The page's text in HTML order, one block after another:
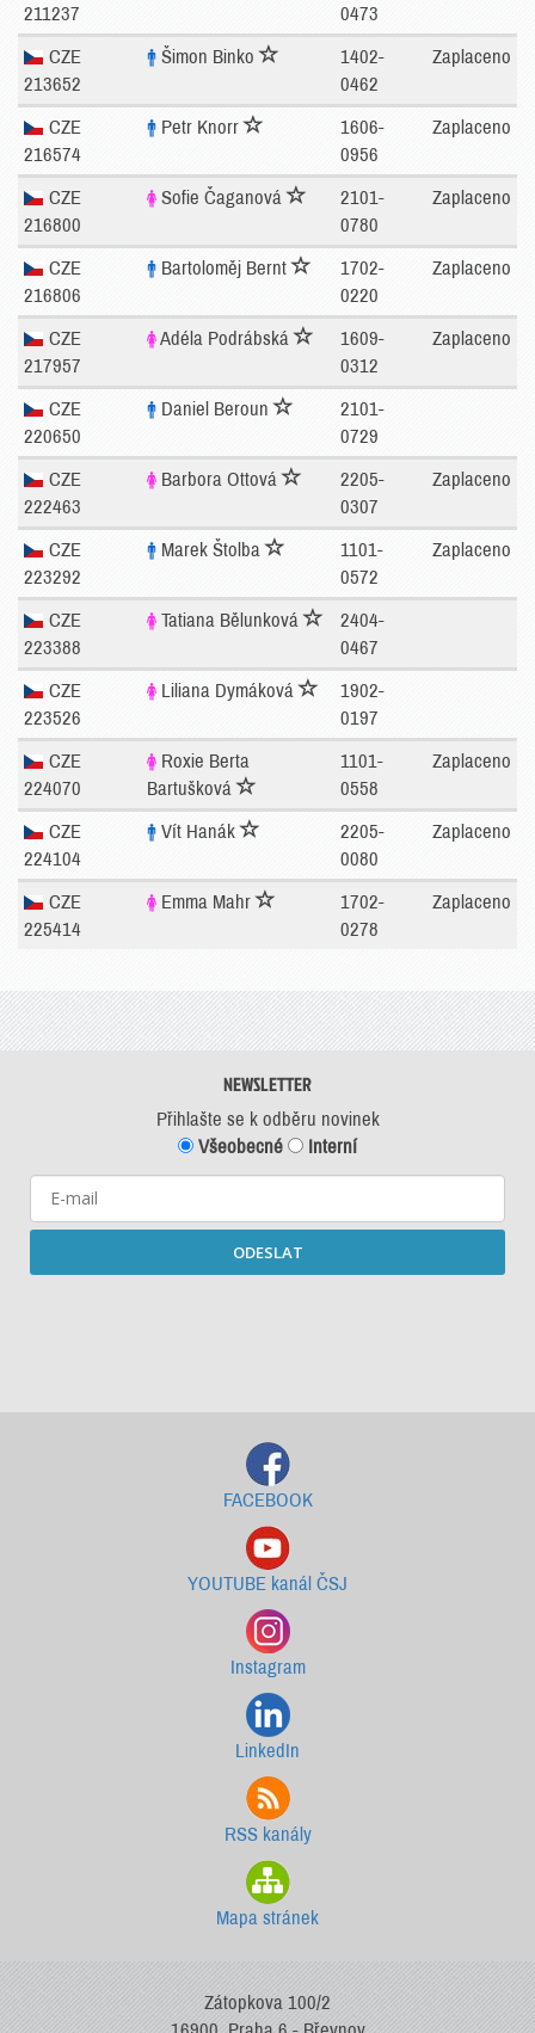
211237
0473
CZE
213652
Šimon Binko
1402-
0462
Zaplaceno
CZE
216574
Petr Knorr
1606-
0956
Zaplaceno
CZE
216800
Sofie Čaganová
2101-
0780
Zaplaceno
CZE
216806
Bartoloměj Bernt
1702-
0220
Zaplaceno
CZE
217957
Adéla Podrábská
1609-
0312
Zaplaceno
CZE
220650
Daniel Beroun
2101-
0729
CZE
222463
Barbora Ottová
2205-
0307
Zaplaceno
CZE
223292
Marek Štolba
1101-
0572
Zaplaceno
CZE
223388
Tatiana Bělunková
2404-
0467
CZE
223526
Liliana Dymáková
1902-
0197
CZE
224070
Roxie Berta
Bartušková
1101-
0558
Zaplaceno
CZE
224104
Vít Hanák
2205-
0080
Zaplaceno
CZE
225414
Emma Mahr
1702-
0278
Zaplaceno
NEWSLETTER
Přihlašte se k odběru novinek
Všeobecné
Interní
ODESLAT
FACEBOOK
YOUTUBE kanál ČSJ
Instagram
LinkedIn
RSS kanály
Mapa stránek
Zátopkova 100/2